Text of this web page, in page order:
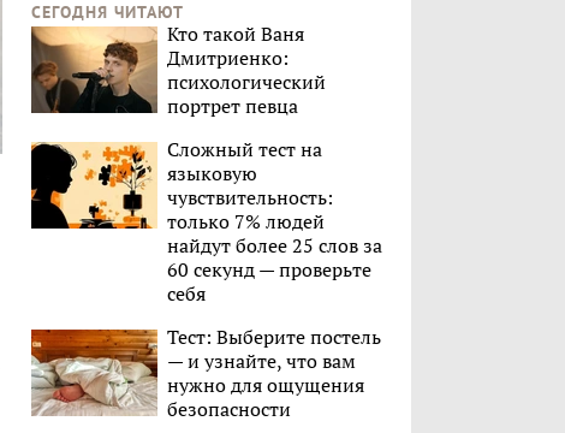
СЕГОДНЯ ЧИТАЮТ
Кто такой Ваня
Дмитриенко:
психологический
портрет певца
Сложный тест на
языковую
чувствительность:
только 7% людей
найдут более 25 слов за
60 секунд — проверьте
себя
Тест: Выберите постель
— и узнайте, что вам
нужно для ощущения
безопасности